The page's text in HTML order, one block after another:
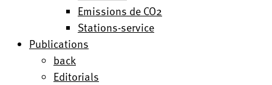
Emissions de CO2
Stations-service
Publications
back
Editorials